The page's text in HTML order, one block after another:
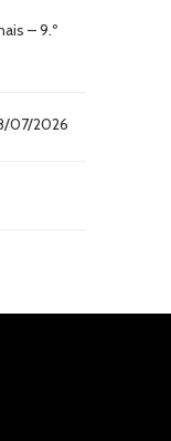
– 9.º
07/2026